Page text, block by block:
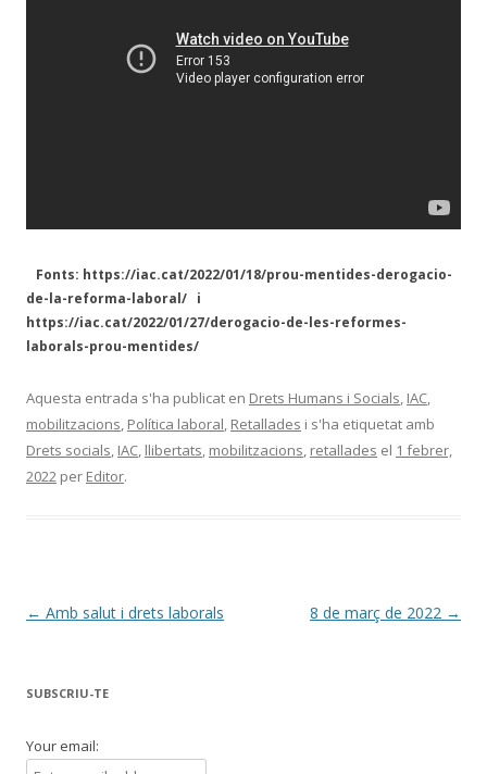
Fonts: https://iac.cat/2022/01/18/prou-mentides-derogacio-
de-la-reforma-laboral/ i
https://iac.cat/2022/01/27/derogacio-de-les-reformes-
laborals-prou-mentides/
Aquesta entrada s'ha publicat en Drets Humans i Socials IAC
mobilitzacions Política laboral Retallades i s'ha etiquetat amb
Drets socials IAC llibertats mobilitzacions retallades el 1 febrer,
2022 per Editor.
Navegació
entrades
← Amb salut i drets laborals 8 de març de 2022 →
SUBSCRIU-TE
Your email: